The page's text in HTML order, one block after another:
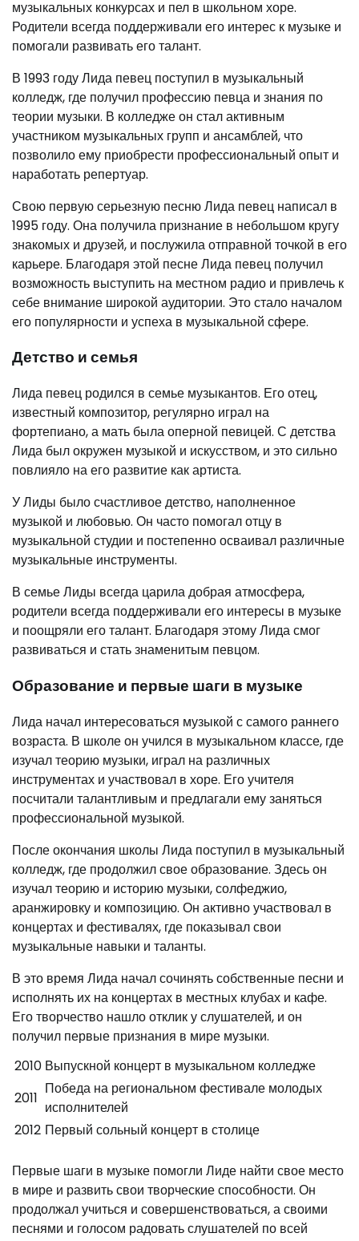
музыкальных конкурсах и пел в школьном хоре.
Родители всегда поддерживали его интерес к музыке и
помогали развивать его талант.
В 1993 году Лида певец поступил в музыкальный
колледж, где получил профессию певца и знания по
теории музыки. В колледже он стал активным
участником музыкальных групп и ансамблей, что
позволило ему приобрести профессиональный опыт и
наработать репертуар.
Свою первую серьезную песню Лида певец написал в
1995 году. Она получила признание в небольшом кругу
знакомых и друзей, и послужила отправной точкой в его
карьере. Благодаря этой песне Лида певец получил
возможность выступить на местном радио и привлечь к
себе внимание широкой аудитории. Это стало началом
его популярности и успеха в музыкальной сфере.
Детство и семья
Лида певец родился в семье музыкантов. Его отец,
известный композитор, регулярно играл на
фортепиано, а мать была оперной певицей. С детства
Лида был окружен музыкой и искусством, и это сильно
повлияло на его развитие как артиста.
У Лиды было счастливое детство, наполненное
музыкой и любовью. Он часто помогал отцу в
музыкальной студии и постепенно осваивал различные
музыкальные инструменты.
В семье Лиды всегда царила добрая атмосфера,
родители всегда поддерживали его интересы в музыке
и поощряли его талант. Благодаря этому Лида смог
развиваться и стать знаменитым певцом.
Образование и первые шаги в музыке
Лида начал интересоваться музыкой с самого раннего
возраста. В школе он учился в музыкальном классе, где
изучал теорию музыки, играл на различных
инструментах и участвовал в хоре. Его учителя
посчитали талантливым и предлагали ему заняться
профессиональной музыкой.
После окончания школы Лида поступил в музыкальный
колледж, где продолжил свое образование. Здесь он
изучал теорию и историю музыки, солфеджио,
аранжировку и композицию. Он активно участвовал в
концертах и фестивалях, где показывал свои
музыкальные навыки и таланты.
В это время Лида начал сочинять собственные песни и
исполнять их на концертах в местных клубах и кафе.
Его творчество нашло отклик у слушателей, и он
получил первые признания в мире музыки.
2010 Выпускной концерт в музыкальном колледже
2011
Победа на региональном фестивале молодых
исполнителей
2012 Первый сольный концерт в столице
Первые шаги в музыке помогли Лиде найти свое место
в мире и развить свои творческие способности. Он
продолжал учиться и совершенствоваться, а своими
песнями и голосом радовать слушателей по всей